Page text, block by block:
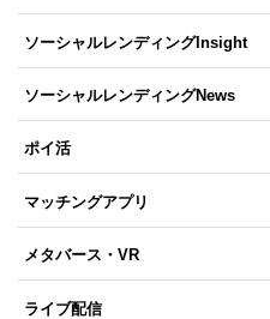
ソーシャルレンディングInsight
ソーシャルレンディングNews
ポイ活
マッチングアプリ
メタバース・VR
ライブ配信